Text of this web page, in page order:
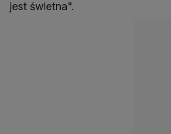
jest świetna".